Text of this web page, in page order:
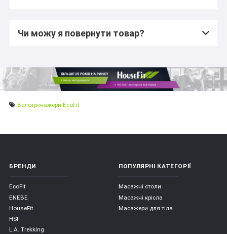
Чи можу я повернути товар?
Велотренажери EcoFit
БРЕНДИ
EcoFit
ENEBE
HouseFit
HSF
L.A. Trekking
ПОПУЛЯРНІ КАТЕГОРІЇ
Масажні столи
Масажні крісла
Масажери для тіла